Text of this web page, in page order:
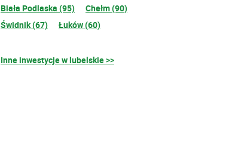
Biała Podlaska (95)
Chełm (90)
Świdnik (67)
Łuków (60)
Inne inwestycje w lubelskie >>